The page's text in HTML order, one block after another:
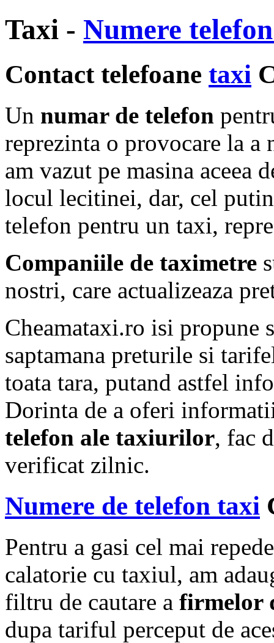
Taxi - Numere
Contact telefoane taxi
Un numar de telefon
reprezinta o provocare la a
am vazut pe masina aceea
locul lecitinei, dar, cel
telefon pentru un taxi,
Companiile de taximetre
nostri, care actualizeaza
Cheamataxi.ro isi propune
saptamana preturile si
toata tara, putand astfel
Dorinta de a oferi
telefon ale taxiurilor, fac
verificat zilnic.
Numere de telefon taxi
Pentru a gasi cel mai
calatorie cu taxiul, am
filtru de cautare a firmelor
dupa tariful perceput de